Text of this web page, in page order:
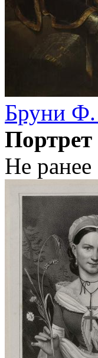
Бруни
Не ранее